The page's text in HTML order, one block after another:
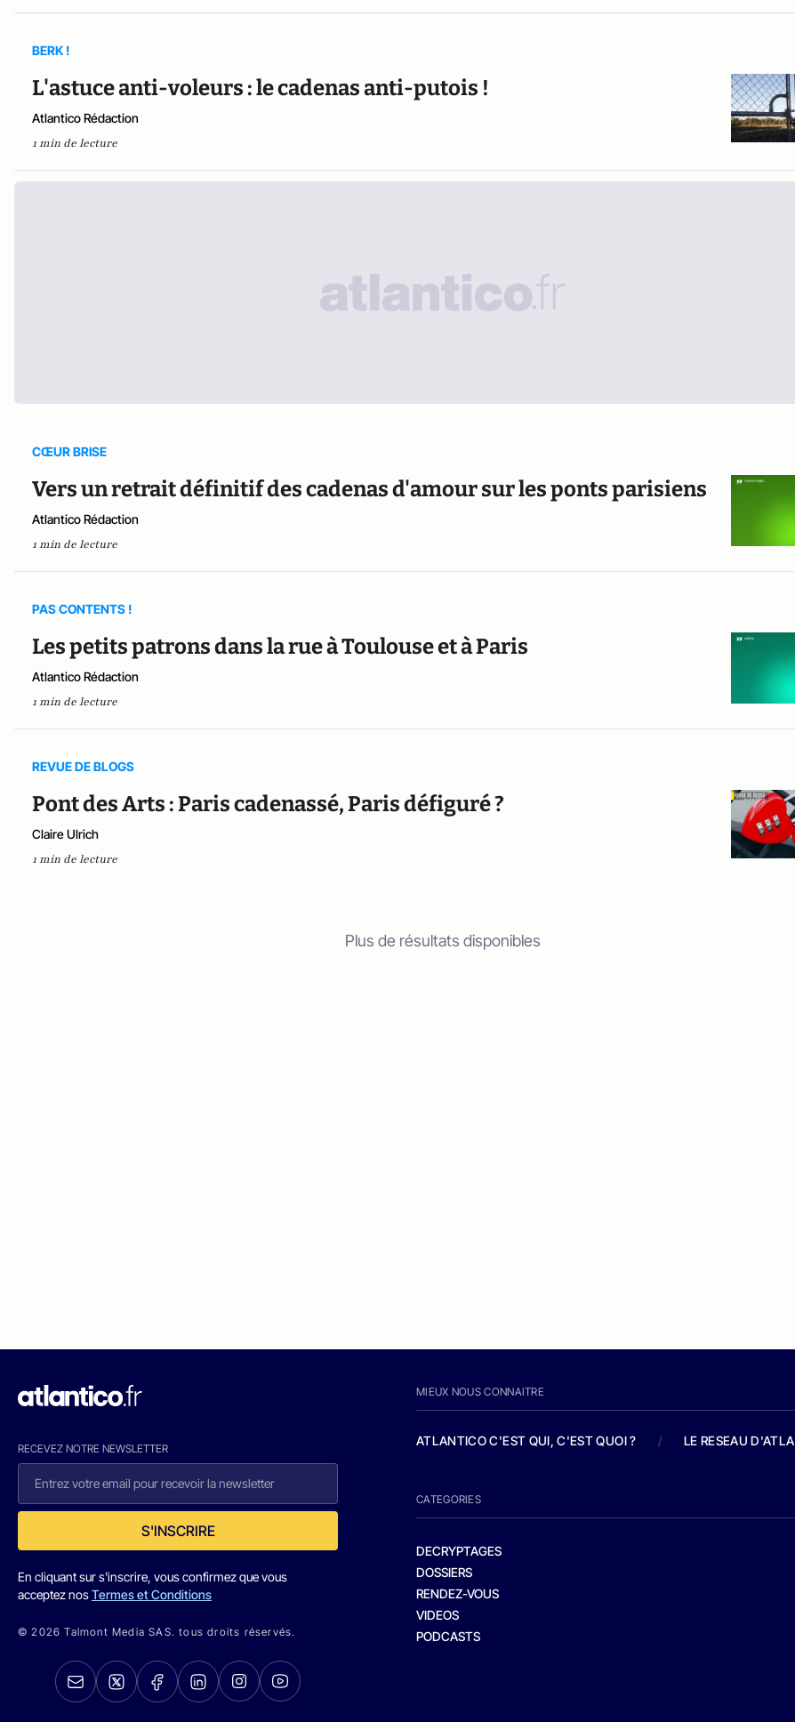
BERK !
L'astuce anti-voleurs : le cadenas anti-putois !
Atlantico Rédaction
1 min de lecture
CŒUR BRISE
Vers un retrait définitif des cadenas d'amour sur les ponts parisiens
Atlantico Rédaction
1 min de lecture
PAS CONTENTS !
Les petits patrons dans la rue à Toulouse et à Paris
Atlantico Rédaction
1 min de lecture
REVUE DE BLOGS
Pont des Arts : Paris cadenassé, Paris défiguré ?
Claire Ulrich
1 min de lecture
Plus de résultats disponibles
RECEVEZ NOTRE NEWSLETTER
S'INSCRIRE
En cliquant sur s'inscrire, vous confirmez que vous
acceptez nosTermes et Conditions
© 2026 Talmont Media SAS. tous droits réservés.
MIEUX NOUS CONNAITRE
ATLANTICO C'EST QUI, C'EST QUOI ? / LE RESEAU
CATEGORIES
DECRYPTAGES
DOSSIERS
RENDEZ-VOUS
VIDEOS
PODCASTS